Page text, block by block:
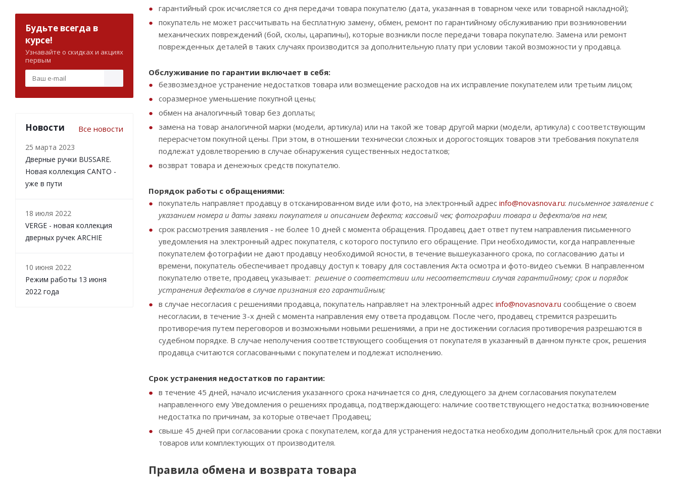
гарантийный срок исчисляется со дня передачи товара покупателю (дата, указанная в товарном чеке или товарной накладной);
покупатель не может рассчитывать на бесплатную замену, обмен, ремонт по гарантийному обслуживанию при возникновении
механических повреждений (бой, сколы, царапины), которые возникли после передачи товара покупателю. Замена или ремонт
поврежденных деталей в таких случаях производится за дополнительную плату при условии такой возможности у продавца.
Обслуживание по гарантии включает в себя:
безвозмездное устранение недостатков товара или возмещение расходов на их исправление покупателем или третьим лицом;
соразмерное уменьшение покупной цены;
обмен на аналогичный товар без доплаты;
замена на товар аналогичной марки (модели, артикула) или на такой же товар другой марки (модели, артикула) с соответствующим
перерасчетом покупной цены. При этом, в отношении технически сложных и дорогостоящих товаров эти требования покупателя
подлежат удовлетворению в случае обнаружения существенных недостатков;
возврат товара и денежных средств покупателю.
Порядок работы с обращениями:
покупатель направляет продавцу в отсканированном виде или фото, на электронный адрес info@novasnova.ru: письменное заявление с
указанием номера и даты заявки покупателя и описанием дефекта; кассовый чек; фотографии товара и дефекта/ов на нем;
срок рассмотрения заявления - не более 10 дней с момента обращения. Продавец дает ответ путем направления письменного
уведомления на электронный адрес покупателя, с которого поступило его обращение. При необходимости, когда направленные
покупателем фотографии не дают продавцу необходимой ясности, в течение вышеуказанного срока, по согласованию даты и
времени, покупатель обеспечивает продавцу доступ к товару для составления Акта осмотра и фото-видео съемки. В направленном
покупателю ответе, продавец указывает: решение о соответствии или несоответствии случая гарантийному; срок и порядок
устранения дефекта/ов в случае признания его гарантийным;
в случае несогласия с решениями продавца, покупатель направляет на электронный адрес info@novasnova.ru сообщение о своем
несогласии, в течение 3-х дней с момента направления ему ответа продавцом. После чего, продавец стремится разрешить
противоречия путем переговоров и возможными новыми решениями, а при не достижении согласия противоречия разрешаются в
судебном порядке. В случае неполучения соответствующего сообщения от покупателя в указанный в данном пункте срок, решения
продавца считаются согласованными с покупателем и подлежат исполнению.
Срок устранения недостатков по гарантии:
в течение 45 дней, начало исчисления указанного срока начинается со дня, следующего за днем согласования покупателем
направленного ему Уведомления о решениях продавца, подтверждающего: наличие соответствующего недостатка; возникновение
недостатка по причинам, за которые отвечает Продавец;
свыше 45 дней при согласовании срока с покупателем, когда для устранения недостатка необходим дополнительный срок для поставки
товаров или комплектующих от производителя.
Правила обмена и возврата товара
Будьте всегда в
курсе!
Узнавайте о скидках и акциях
первым
Новости Все новости
25 марта 2023
Дверные ручки BUSSARE.
Новая коллекция CANTO -
уже в пути
18 июля 2022
VERGE - новая коллекция
дверных ручек ARCHIE
10 июня 2022
Режим работы 13 июня
2022 года